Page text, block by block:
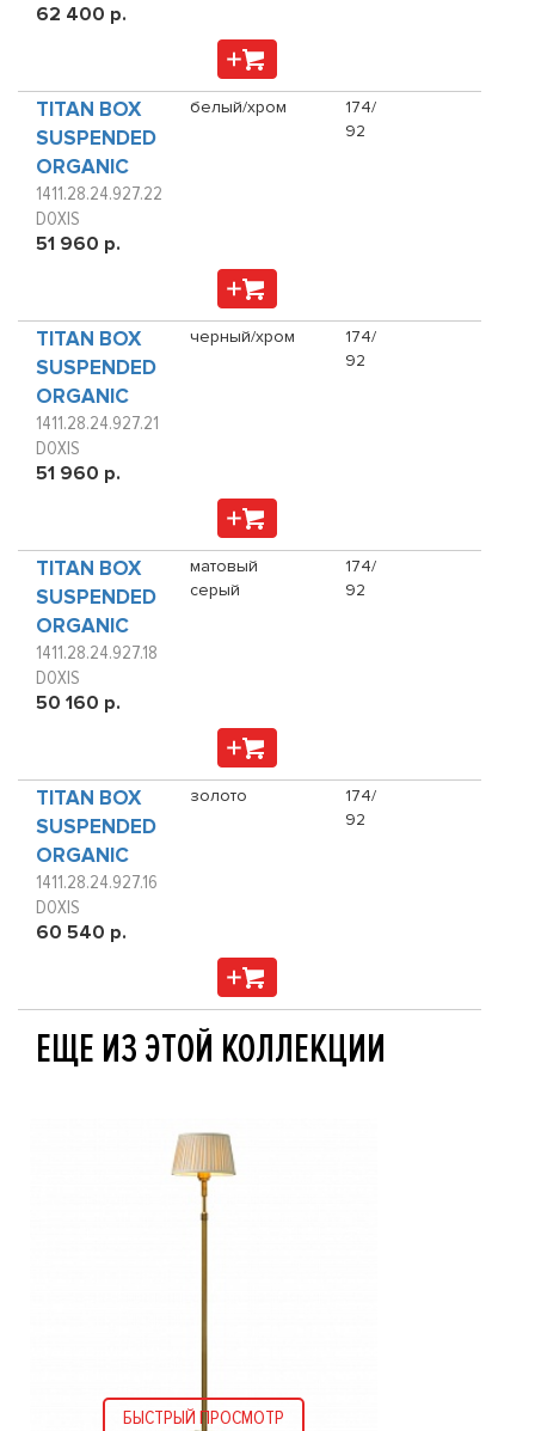
62 400 р.
TITAN BOX
SUSPENDED
ORGANIC
1411.28.24.927.22
DOXIS
51 960 р.
белый/хром
174/
92
TITAN BOX
SUSPENDED
ORGANIC
1411.28.24.927.21
DOXIS
51 960 р.
черный/хром
174/
92
TITAN BOX
SUSPENDED
ORGANIC
1411.28.24.927.18
DOXIS
50 160 р.
матовый
серый
174/
92
TITAN BOX
SUSPENDED
ORGANIC
1411.28.24.927.16
DOXIS
60 540 р.
золото
174/
92
ЕЩЕ ИЗ ЭТОЙ КОЛЛЕКЦИИ
БЫСТРЫЙ ПРОСМОТР